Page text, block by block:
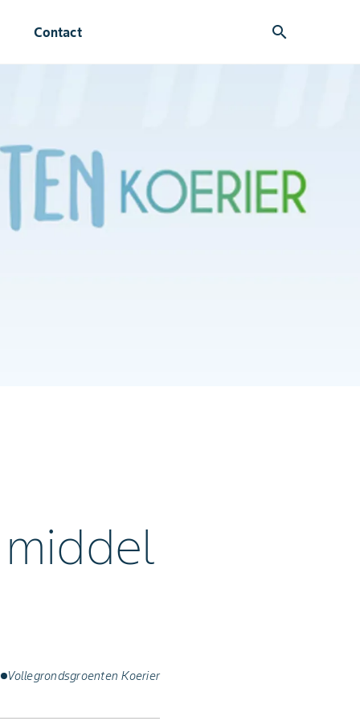
Contact search
Vollegrondsgroenten Koerier